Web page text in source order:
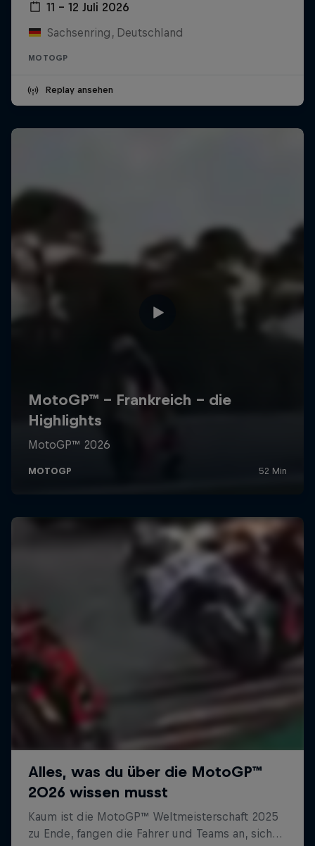
11 – 12 Juli 2026
Sachsenring, Deutschland
MOTOGP
Replay ansehen